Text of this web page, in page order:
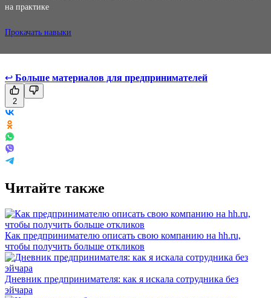
на практике
Прокачать навыки
↩ Больше материалов для предпринимателей
2
Читайте также
Как предпринимателю описать свою компанию на hh.ru,
чтобы получить больше откликов
Дневник предпринимателя: как я искала сотрудника без
эйчара